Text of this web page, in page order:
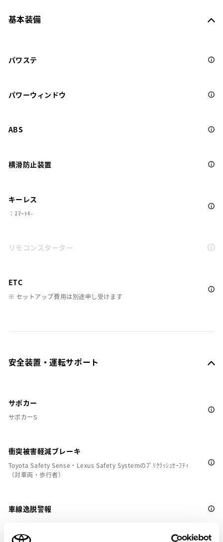
基本装備
パワステ
パワーウィンドウ
ABS
横滑防止装置
キーレス
：ｽﾏｰﾄｷ-
リモコンスターター
ETC
※ セットアップ費用は別途申し受けます
安全装置・運転サポート
サポカー
サポカーS
衝突被害軽減ブレーキ
Toyota Safety Sense・Lexus Safety Systemのﾌﾟﾘｸﾗｯｼｭｾｰﾌﾃｨ
（対車両・歩行者）
車線逸脱警報